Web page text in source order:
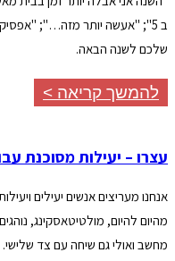
ב 5"; "אעשה יותר מזה…";
שלכם לשנה הבאה.
להמשך קריאה >
עצרו – יעילות מסוכנת
אנחנו מעריצים אנשים יעילים
מהיום להיום, מולטיטאסקינג,
מחשב ואולי גם שיחה עם צד שלישי.